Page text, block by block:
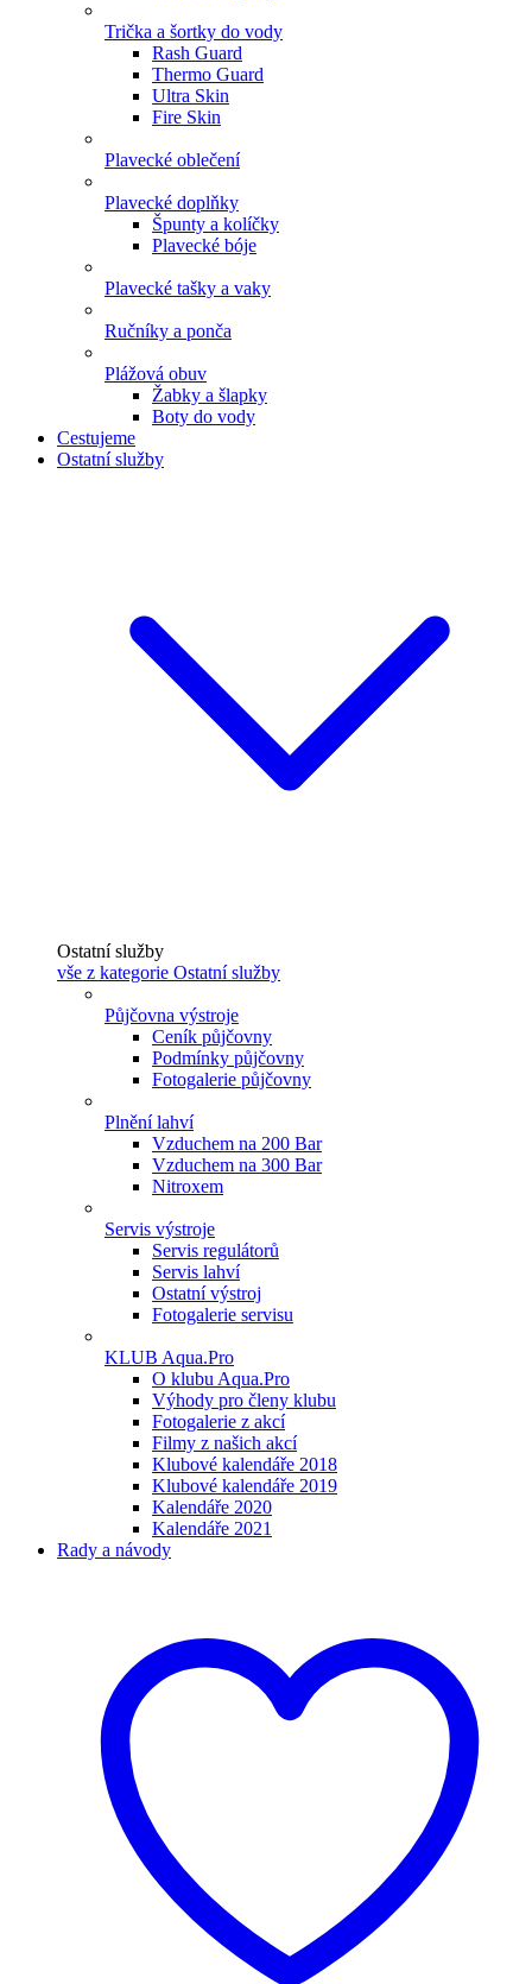
Trička a šortky do vody
Rash Guard
Thermo Guard
Ultra Skin
Fire Skin
Plavecké oblečení
Plavecké doplňky
Špunty a kolíčky
Plavecké bóje
Plavecké tašky a vaky
Ručníky a ponča
Plážová obuv
Žabky a šlapky
Boty do vody
Cestujeme
Ostatní služby
Ostatní služby
vše z kategorie Ostatní služby
Půjčovna výstroje
Ceník půjčovny
Podmínky půjčovny
Fotogalerie půjčovny
Plnění lahví
Vzduchem na 200 Bar
Vzduchem na 300 Bar
Nitroxem
Servis výstroje
Servis regulátorů
Servis lahví
Ostatní výstroj
Fotogalerie servisu
KLUB Aqua.Pro
O klubu Aqua.Pro
Výhody pro členy klubu
Fotogalerie z akcí
Filmy z našich akcí
Klubové kalendáře 2018
Klubové kalendáře 2019
Kalendáře 2020
Kalendáře 2021
Rady a návody